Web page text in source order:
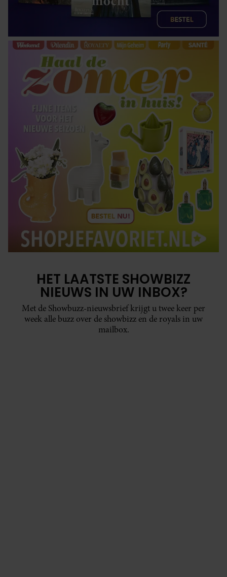
HET LAATSTE SHOWBIZZ
NIEUWS IN UW INBOX?
Met de Showbuzz-nieuwsbrief krijgt u twee keer per
week alle buzz over de showbizz en de royals in uw
mailbox.